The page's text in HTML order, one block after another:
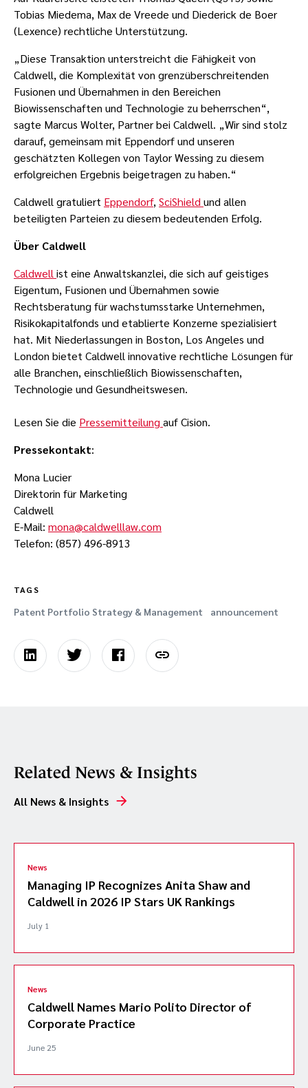
Tobias Miedema, Max de Vreede und Diederick de Boer
(Lexence) rechtliche Unterstützung.
„Diese Transaktion unterstreicht die Fähigkeit von
Caldwell, die Komplexität von grenzüberschreitenden
Fusionen und Übernahmen in den Bereichen
Biowissenschaften und Technologie zu beherrschen“,
sagte Marcus Wolter, Partner bei Caldwell. „Wir sind stolz
darauf, gemeinsam mit Eppendorf und unseren
geschätzten Kollegen von Taylor Wessing zu diesem
erfolgreichen Ergebnis beigetragen zu haben.“
Caldwell gratuliert Eppendorf, SciShield und allen
beteiligten Parteien zu diesem bedeutenden Erfolg.
Über Caldwell
Caldwell ist eine Anwaltskanzlei, die sich auf geistiges
Eigentum, Fusionen und Übernahmen sowie
Rechtsberatung für wachstumsstarke Unternehmen,
Risikokapitalfonds und etablierte Konzerne spezialisiert
hat. Mit Niederlassungen in Boston, Los Angeles und
London bietet Caldwell innovative rechtliche Lösungen für
alle Branchen, einschließlich Biowissenschaften,
Technologie und Gesundheitswesen.
Lesen Sie die Pressemitteilung auf Cision.
Pressekontakt:
Mona Lucier
Direktorin für Marketing
Caldwell
E-Mail: mona@caldwelllaw.com
Telefon: (857) 496-8913
TAGS
Patent Portfolio Strategy & Management announcement
Related News & Insights
All News & Insights
News
Managing IP Recognizes Anita Shaw and
Caldwell in 2026 IP Stars UK Rankings
July 1
News
Caldwell Names Mario Polito Director of
Corporate Practice
June 25